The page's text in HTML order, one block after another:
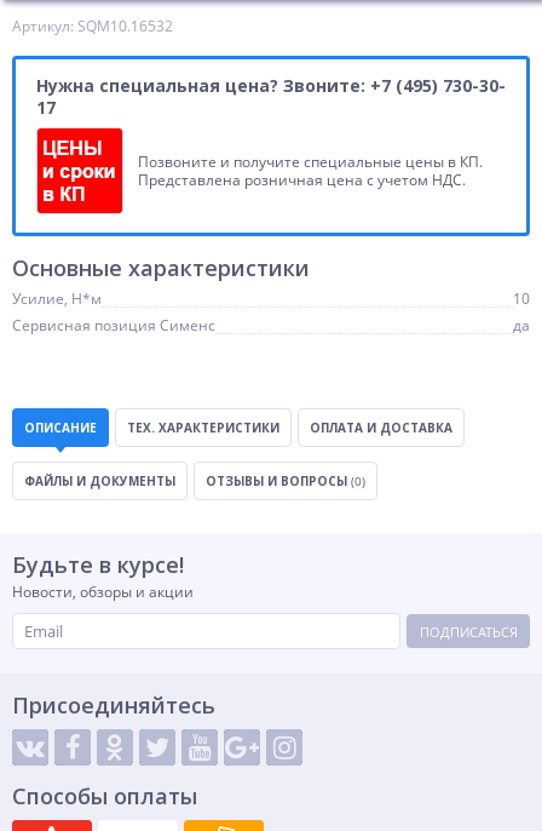
Артикул: SQM10.16532
Нужна специальная цена? Звоните: +7 (495) 730-30-
17
Позвоните и получите специальные цены в КП.
Представлена розничная цена с учетом НДС.
Основные характеристики
Усилие, Н*м
10
Сервисная позиция Сименс
да
ОПИСАНИЕ ТЕХ. ХАРАКТЕРИСТИКИ ОПЛАТА И ДОСТАВКА
ФАЙЛЫ И ДОКУМЕНТЫ ОТЗЫВЫ И ВОПРОСЫ (0)
Будьте в курсе!
Новости, обзоры и акции
ПОДПИСАТЬСЯ
Присоединяйтесь
Способы оплаты